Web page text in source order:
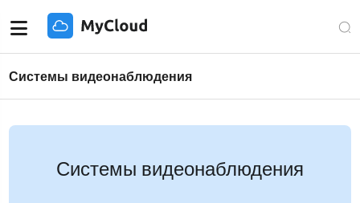
Системы видеонаблюдения
Системы видеонаблюдения